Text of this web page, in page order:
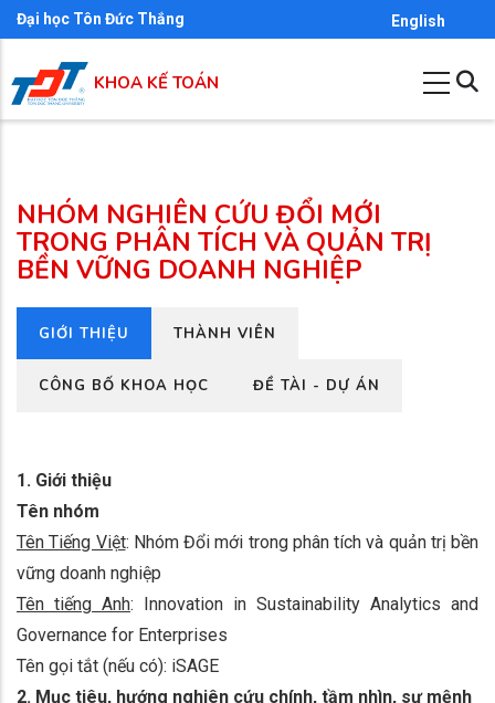
Nhảy
đến
nội
dung
Đại học Tôn Đức Thắng English
KHOA KẾ TOÁN
NHÓM NGHIÊN CỨU ĐỔI MỚI
TRONG PHÂN TÍCH VÀ QUẢN TRỊ
BỀN VỮNG DOANH NGHIỆP
Primary
tabs
GIỚI THIỆU
HOẠT
ĐỘNG)
THÀNH VIÊN
CÔNG BỐ KHOA HỌC ĐỀ TÀI - DỰ ÁN
1. Giới thiệu
Tên nhóm
Tên Tiếng Việt: Nhóm Đổi mới trong phân tích và quản trị bền
vững doanh nghiệp
Tên tiếng Anh: Innovation in Sustainability Analytics and
Governance for Enterprises
Tên gọi tắt (nếu có): iSAGE
2. Mục tiêu, hướng nghiên cứu chính, tầm nhìn, sự mệnh